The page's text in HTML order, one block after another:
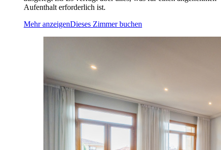
Aufenthalt erforderlich ist.
Mehr anzeigenDieses Zimmer buchen